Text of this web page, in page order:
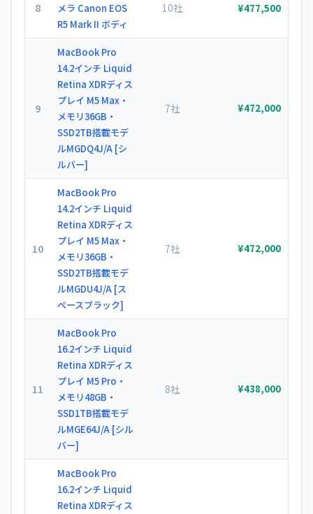
8
メラ Canon EOS
R5 Mark II ボディ
10社 ¥477,500
9
MacBook Pro
14.2インチ Liquid
Retina XDRディス
プレイ M5 Max・
メモリ36GB・
SSD2TB搭載モデ
ルMGDQ4J/A [シ
ルバー]
7社 ¥472,000
10
MacBook Pro
14.2インチ Liquid
Retina XDRディス
プレイ M5 Max・
メモリ36GB・
SSD2TB搭載モデ
ルMGDU4J/A [ス
ペースブラック]
7社 ¥472,000
11
MacBook Pro
16.2インチ Liquid
Retina XDRディス
プレイ M5 Pro・
メモリ48GB・
SSD1TB搭載モデ
ルMGE64J/A [シル
バー]
8社 ¥438,000
MacBook Pro
16.2インチ Liquid
Retina XDRディス